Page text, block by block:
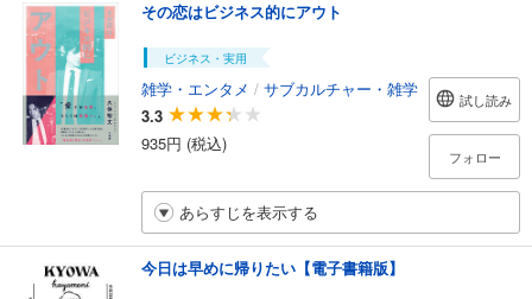
その恋はビジネス的にアウト
ビジネス・実用
雑学・エンタメ / サブカルチャー・雑学
3.3
935円 (税込)
試し読み
フォロー
あらすじを表示する
今日は早めに帰りたい【電子書籍版】